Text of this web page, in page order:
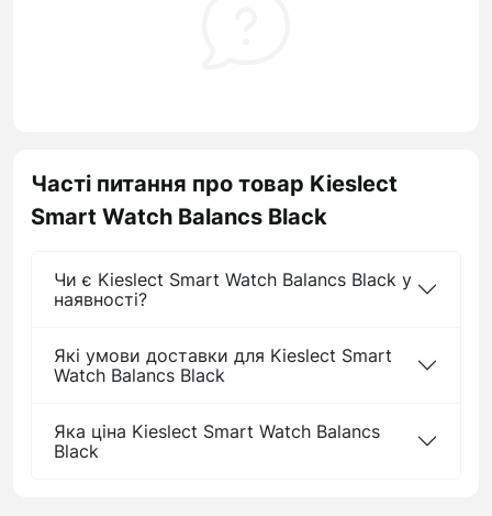
Часті питання про товар Kieslect
Smart Watch Balancs Black
Чи є Kieslect Smart Watch Balancs Black у
наявності?
Які умови доставки для Kieslect Smart
Watch Balancs Black
Яка ціна Kieslect Smart Watch Balancs
Black